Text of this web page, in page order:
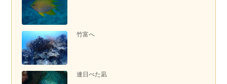
竹富へ
連日べた凪